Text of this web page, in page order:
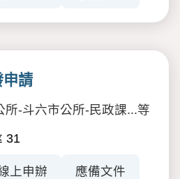
申請
所-斗六市公所-民政課...等
31
上申辦 應備文件